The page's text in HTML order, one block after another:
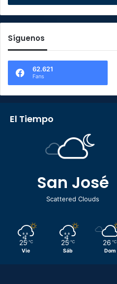
Síguenos
62.621
Fans
El Tiempo
San José
Scattered Clouds
25 ℃
Vie
25 ℃
Sáb
26 ℃
Dom